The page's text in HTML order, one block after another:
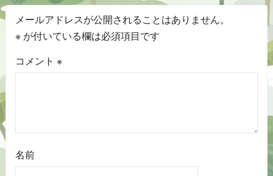
メールアドレスが公開されることはありません。
※が付いている欄は必須項目です
コメント ※
名前